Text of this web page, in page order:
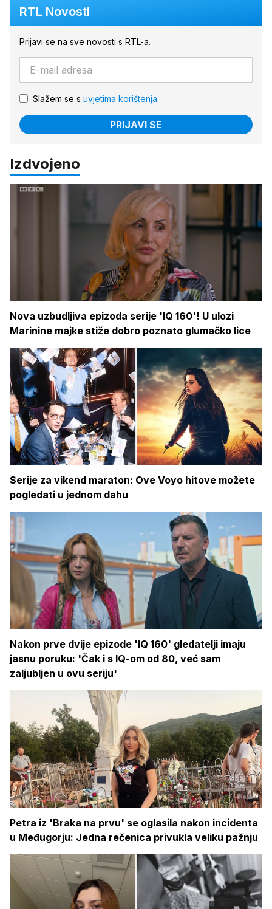
RTL Novosti
Prijavi se na sve novosti s RTL-a.
Slažem se s uvjetima korištenja.
PRIJAVI SE
Izdvojeno
Nova uzbudljiva epizoda serije 'IQ 160'! U ulozi
Marinine majke stiže dobro poznato glumačko lice
Serije za vikend maraton: Ove Voyo hitove možete
pogledati u jednom dahu
Nakon prve dvije epizode 'IQ 160' gledatelji imaju
jasnu poruku: 'Čak i s IQ-om od 80, već sam
zaljubljen u ovu seriju'
Petra iz 'Braka na prvu' se oglasila nakon incidenta
u Međugorju: Jedna rečenica privukla veliku pažnju